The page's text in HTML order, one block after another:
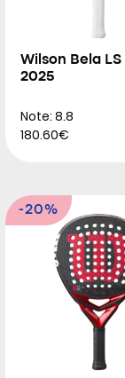
Wilson Bela LS
2025
Note: 8.8
180.60€
-20%